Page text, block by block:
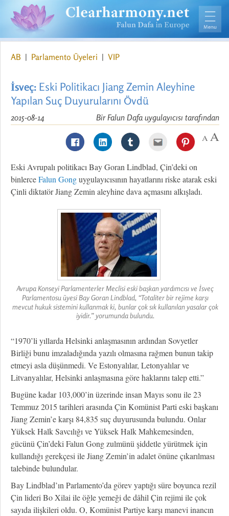
AB | Parlamento Üyeleri | VIP
İsveç: Eski Politikacı Jiang Zemin Aleyhine
Yapılan Suç Duyurularını Övdü
Bir Falun Dafa uygulayıcısı tarafından
2015-08-14
Eski Avrupalı politikacı Bay Goran Lindblad, Çin’deki on
binlerceFalun Gonguygulayıcısının hayatlarını riske atarak eski
Çinli diktatör Jiang Zemin aleyhine dava açmasını alkışladı.
Avrupa Konseyi Parlamenterler Meclisi eski başkan yardımcısı ve İsveç
Parlamentosu üyesi Bay Goran Lindblad, “Totaliter bir rejime karşı
mevcut hukuk sistemini kullanmak ki, bunlar çok sık kullanılan yasalar çok
iyidir.” yorumunda bulundu.
“1970’li yıllarda Helsinki anlaşmasının ardından Sovyetler
Birliği bunu imzaladığında yazılı olmasına rağmen bunun takip
etmeyi asla düşünmedi. Ve Estonyalılar, Letonyalılar ve
Litvanyalılar, Helsinki anlaşmasına göre haklarını talep etti.”
Bugüne kadar 103,000’in üzerinde insan Mayıs sonu ile 23
Temmuz 2015 tarihleri arasında Çin Komünist Parti eski başkanı
Jiang Zemin’e karşı 84,835 suç duyurusunda bulundu. Onlar
Yüksek Halk Savcılığı ve Yüksek Halk Mahkemesinden,
gücünü Çin’deki Falun Gong zulmünü şiddetle yürütmek için
kullandığı gerekçesi ile Jiang Zemin’in adalet önüne çıkarılması
talebinde bulundular.
Bay Lindblad’ın Parlamento’da görev yaptığı süre boyunca rezil
Çin lideri Bo Xilai ile öğle yemeği de dâhil Çin rejimi ile çok
sayıda ilişkileri oldu. O, Komünist Partiye karşı manevi inancın